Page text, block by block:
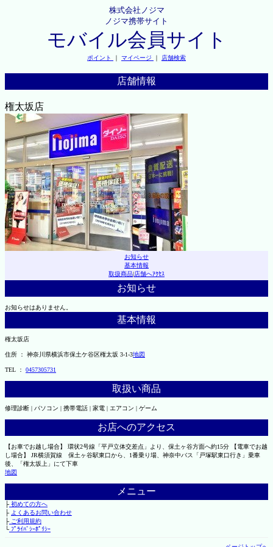
株式会社ノジマ
ノジマ携帯サイト
モバイル会員サイト
ポイント ｜ マイページ ｜ 店舗検索
店舗情報
権太坂店
お知らせ
基本情報
取扱商品|店舗へｱｸｾｽ
お知らせ
お知らせはありません。
基本情報
権太坂店
住所 ： 神奈川県横浜市保土ケ谷区権太坂 3-1-3地図
TEL ： 0457305731
取扱い商品
修理診断 | パソコン | 携帯電話 | 家電 | エアコン | ゲーム
お店へのアクセス
【お車でお越し場合】 環状2号線「平戸立体交差点」より、保土ヶ谷方面へ約15分 【電車でお越
し場合】 JR横須賀線 保土ヶ谷駅東口から、1番乗り場、神奈中バス「戸塚駅東口行き」乗車
後、「権太坂上」にて下車
地図
メニュー
├初めての方へ
├ よくあるお問い合わせ
├ご利用規約
└ﾌﾟﾗｲﾊﾞｼｰﾎﾟﾘｼｰ